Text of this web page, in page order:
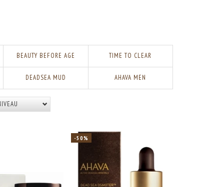
BEAUTY BEFORE AGE TIME TO CLEAR
DEADSEA MUD AHAVA MEN
-50%